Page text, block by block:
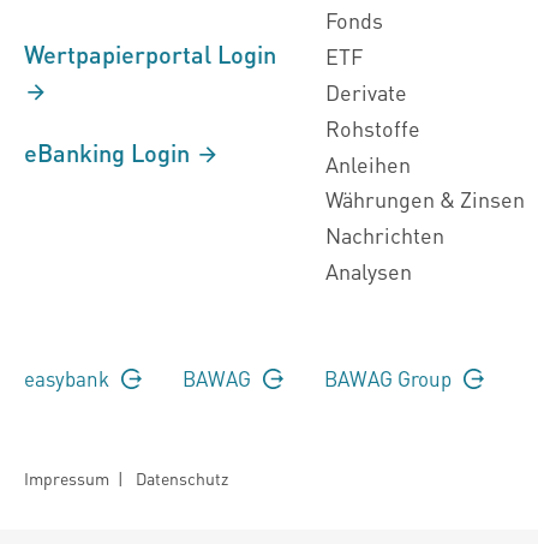
Wertpapierportal Login
eBanking Login
Fonds
ETF
Derivate
Rohstoffe
Anleihen
Währungen & Zinsen
Nachrichten
Analysen
easybank BAWAG BAWAG Group
Impressum | Datenschutz